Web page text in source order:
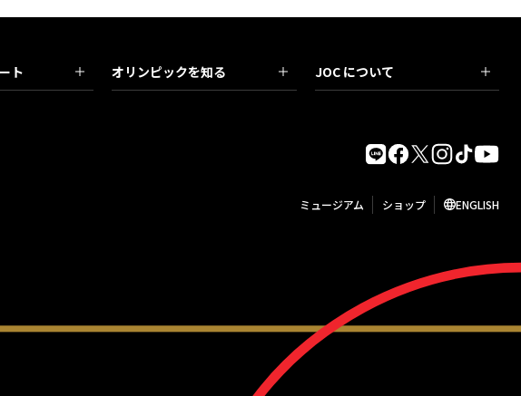
ト オリンピックを知る JOC について
ミュージアム ショップ ENGLISH